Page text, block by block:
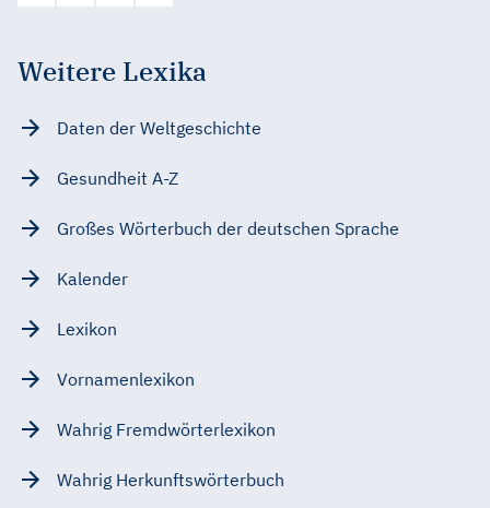
Weitere Lexika
Daten der Weltgeschichte
Gesundheit A-Z
Großes Wörterbuch der deutschen Sprache
Kalender
Lexikon
Vornamenlexikon
Wahrig Fremdwörterlexikon
Wahrig Herkunftswörterbuch